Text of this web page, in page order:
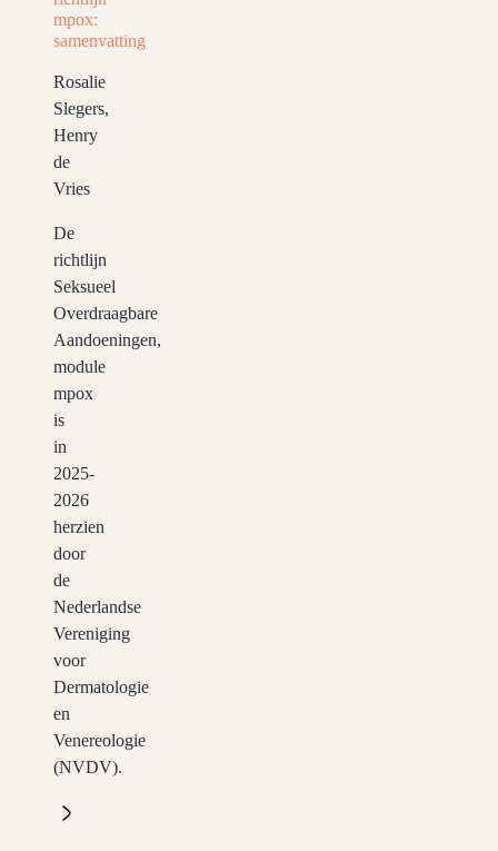
mpox:
samenvatting
Rosalie
Slegers,
Henry
de
Vries
De
richtlijn
Seksueel
Overdraagbare
Aandoeningen,
module
mpox
is
in
2025-
2026
herzien
door
de
Nederlandse
Vereniging
voor
Dermatologie
en
Venereologie
(NVDV).